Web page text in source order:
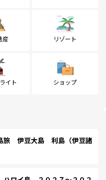
産 リゾート
イト ショップ
伊豆大島 利島（伊豆諸